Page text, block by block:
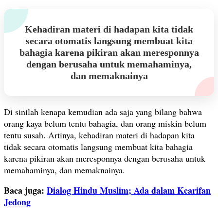
Kehadiran materi di hadapan kita tidak
secara otomatis langsung membuat kita
bahagia karena pikiran akan meresponnya
dengan berusaha untuk memahaminya,
dan memaknainya
Di sinilah kenapa kemudian ada saja yang bilang bahwa
orang kaya belum tentu bahagia, dan orang miskin belum
tentu susah. Artinya, kehadiran materi di hadapan kita
tidak secara otomatis langsung membuat kita bahagia
karena pikiran akan meresponnya dengan berusaha untuk
memahaminya, dan memaknainya.
Baca juga: Dialog Hindu Muslim; Ada dalam Kearifan
Jedong